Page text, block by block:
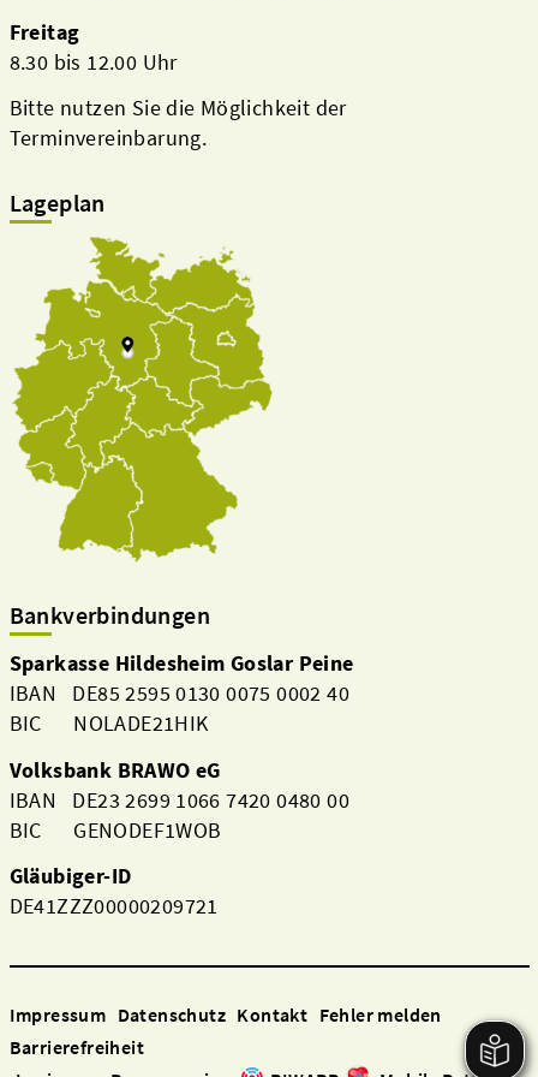
Freitag
8.30 bis 12.00 Uhr
Bitte nutzen Sie die Möglichkeit der
Terminvereinbarung.
Lageplan
Bankverbindungen
Sparkasse Hildesheim Goslar Peine
IBAN DE85 2595 0130 0075 0002 40
BIC NOLADE21HIK
Volksbank BRAWO eG
IBAN DE23 2699 1066 7420 0480 00
BIC GENODEF1WOB
Gläubiger-ID
DE41ZZZ00000209721
Impressum Datenschutz Kontakt Fehler melden
Barrierefreiheit